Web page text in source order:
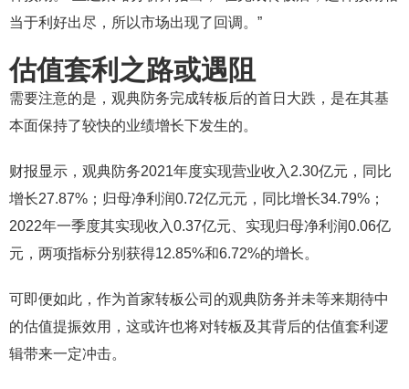
当于利好出尽，所以市场出现了回调。”
估值套利之路或遇阻
需要注意的是，观典防务完成转板后的首日大跌，是在其基
本面保持了较快的业绩增长下发生的。
财报显示，观典防务2021年度实现营业收入2.30亿元，同比
增长27.87%；归母净利润0.72亿元元，同比增长34.79%；
2022年一季度其实现收入0.37亿元、实现归母净利润0.06亿
元，两项指标分别获得12.85%和6.72%的增长。
可即便如此，作为首家转板公司的观典防务并未等来期待中
的估值提振效用，这或许也将对转板及其背后的估值套利逻
辑带来一定冲击。